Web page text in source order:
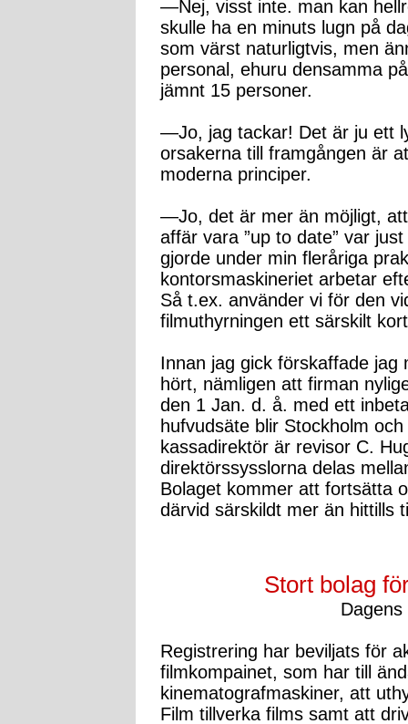
—Nej, visst inte. man kan
skulle ha en minuts lugn på
som värst naturligtvis, men
personal, ehuru densamma
jämnt 15 personer.
—Jo, jag tackar! Det är ju ett
orsakerna till framgången är
moderna principer.
—Jo, det är mer än möjligt,
affär vara ”up to date” var
gjorde under min fleråriga
kontorsmaskineriet arbetar
Så t.ex. använder vi för den
filmuthyrningen ett särskilt
Innan jag gick förskaffade jag
hört, nämligen att firman
den 1 Jan. d. å. med ett
hufvudsäte blir Stockholm
kassadirektör är revisor C.
direktörssysslorna delas
Bolaget kommer att fortsätta
därvid särskildt mer än hittills
Stort bolag
Registrering har beviljats för
filmkompainet, som har till
kinematografmaskiner, att
Film tillverka films samt att